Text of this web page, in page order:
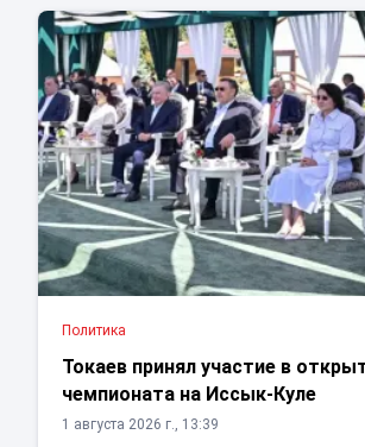
Политика
Токаев принял участие в
чемпионата на Иссык-Куле
1 августа 2026 г., 13:39